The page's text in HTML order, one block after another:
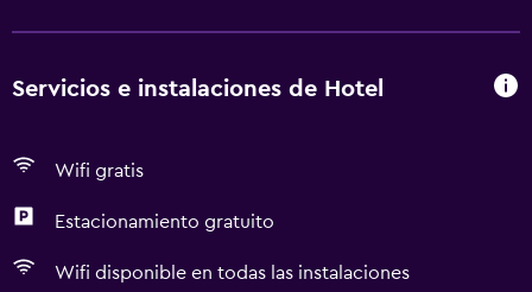
Servicios e instalaciones de Hotel
Wifi gratis
Estacionamiento gratuito
Wifi disponible en todas las instalaciones